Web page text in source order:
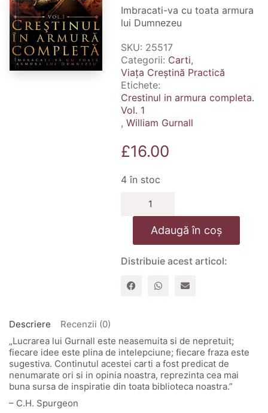
Imbracati-va cu toata armura
lui Dumnezeu
SKU: 25517
Categorii: Carti,
Viața Creștină Practică
Etichete:
Crestinul in armura completa.
Vol. 1
, William Gurnall
£16.00
4 în stoc
Crestinul
completa.
1
Adaugă în coș
Distribuie acest articol:
Descriere
Recenzii (0)
„Lucrarea lui Gurnall este neasemuita si de nepretuit;
fiecare idee este plina de intelepciune; fiecare fraza este
sugestiva. Continutul acestei carti a fost predicat de
nenumarate ori si in opinia noastra, reprezinta cea mai
buna sursa de inspiratie din toata biblioteca noastra.”
– C.H. Spurgeon